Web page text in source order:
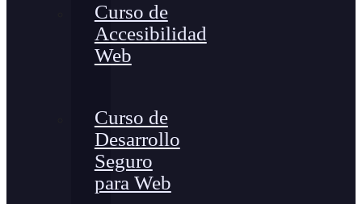
Curso de
Accesibilidad
Web
Curso de
Desarrollo
Seguro
para Web